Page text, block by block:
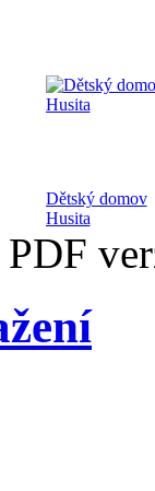
Dětský domov
Husita
PDF